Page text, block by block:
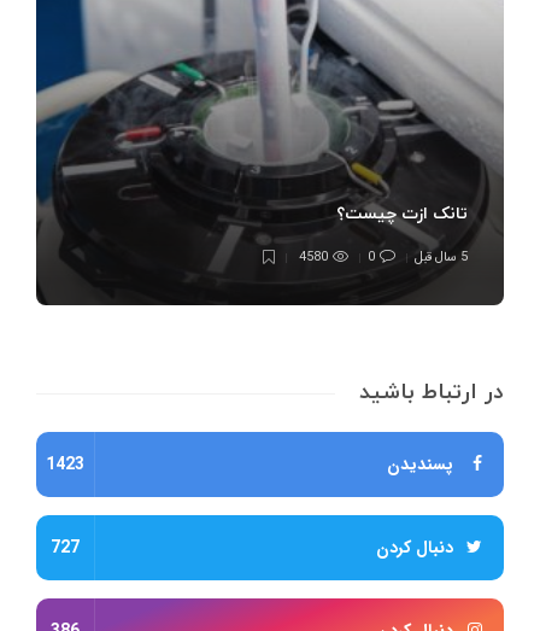
تانک ازت چیست؟
5 سال قبل 0
4580
در ارتباط باشید
پسندیدن 1423
دنبال کردن 727